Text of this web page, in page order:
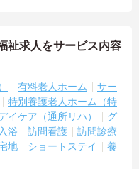
祉求人をサービス内容
有料老人ホーム
サー
特別養護老人ホーム（特
イケア（通所リハ）
グ
浴 訪問看護
訪問診療
地 ショートステイ
養